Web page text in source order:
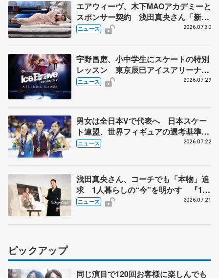
エアウィーヴ、木下MAOアカデミーと
スポンサー契約 浅田真央さん「新た
な挑戦にも寄り添っていただけること
ニュース 2026.07.30
宇野昌磨、小中学生にスケートの特別
レッスン 東京辰巳アイスアリーナ
で、「Ice Brave -A TURNING
ニュース 2026.07.29
男女は全日本Vで代表へ 日本スケー
ト連盟、世界フィギュアの選考基準を
承認
ニュース 2026.07.22
浅田真央さん、コーチでも「本物」追
求 1人暮らしの“今”を明かす 『1秒
タオル』ホットマンのブランドアンバ
ニュース 2026.07.21
ピックアップ
同じ演目で120回お客様に楽しんでも